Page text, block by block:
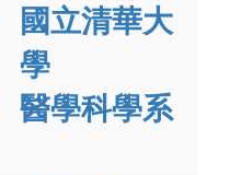
國立清華大
學
醫學科學系